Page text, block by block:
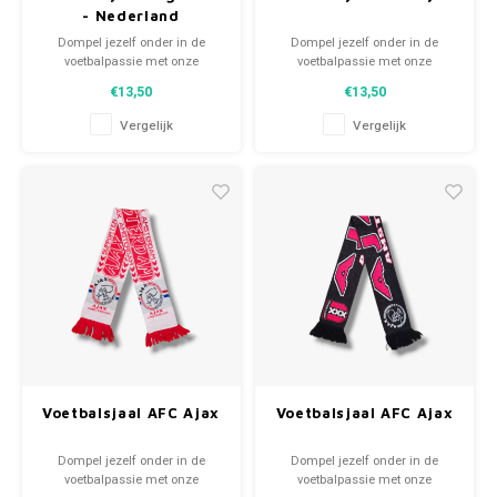
- Nederland
Dompel jezelf onder in de
voetbalpassie met onze
clubmotto's tot spelersnamen,
elk stuk vertelt een verhaal. Kies
uit tweedehands en nieuwe
fansjaals!
€13,50
Vergelijk
Dompel jezelf onder in de
voetbalpassie met onze
clubmotto's tot spelersnamen,
elk stuk vertelt een verhaal. Kies
uit tweedehands en nieuwe
fansjaals!
€13,50
Vergelijk
Voetbalsjaal AFC Ajax
Dompel jezelf onder in de
voetbalpassie met onze
Voetbalsjaal AFC Ajax
Dompel jezelf onder in de
voetbalpassie met onze